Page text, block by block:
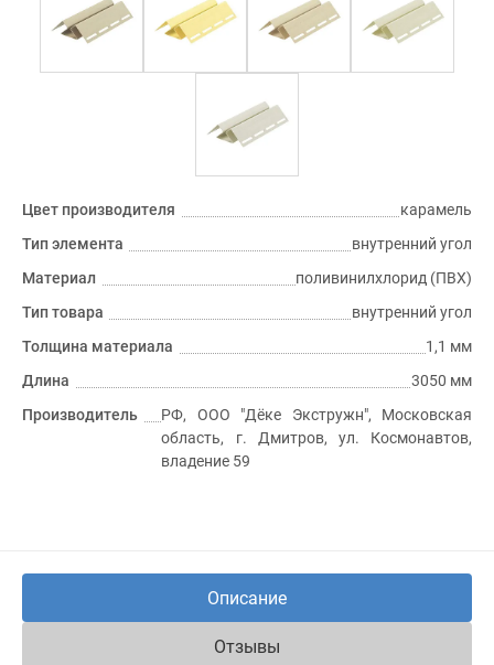
Цвет производителя
карамель
Тип элемента
внутренний угол
Материал
поливинилхлорид (ПВХ)
Тип товара
внутренний угол
Толщина материала
1,1 мм
Длина
3050 мм
Производитель
РФ, ООО "Дёке Экстружн", Московская
область, г. Дмитров, ул. Космонавтов,
владение 59
Описание
Отзывы